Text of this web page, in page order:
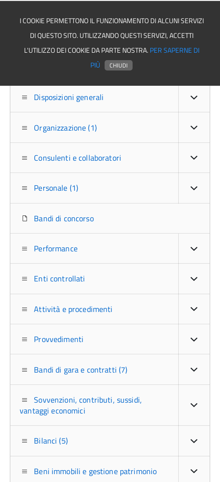
Asmel associazione
Disposizioni generali
Organizzazione (1)
Consulenti e collaboratori
Personale (1)
Bandi di concorso
Performance
Enti controllati
Attività e procedimenti
Provvedimenti
Bandi di gara e contratti (7)
Sovvenzioni, contributi, sussidi,
vantaggi economici
Bilanci (5)
Beni immobili e gestione patrimonio
I COOKIE PERMETTONO IL FUNZIONAMENTO DI ALCUNI SERVIZI
DI QUESTO SITO. UTILIZZANDO QUESTI SERVIZI, ACCETTI
L'UTILIZZO DEI COOKIE DA PARTE NOSTRA. PER SAPERNE DI
PIÙ
CHIUDI